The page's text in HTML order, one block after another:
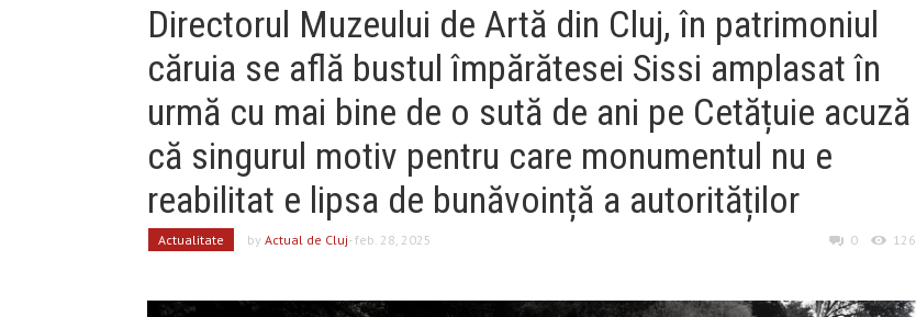
Directorul Muzeului de Artă din Cluj, în patrimoniul
căruia se află bustul împărătesei Sissi amplasat în
urmă cu mai bine de o sută de ani pe Cetățuie acuză
că singurul motiv pentru care monumentul nu e
reabilitat e lipsa de bunăvoință a autorităților
Actualitate byActual de Cluj- feb. 28, 2025 0 126